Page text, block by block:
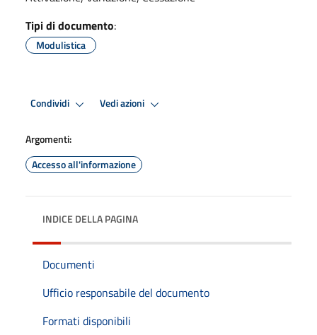
Tipi di documento:
Modulistica
Condividi Vedi azioni
Argomenti:
Accesso all'informazione
INDICE DELLA PAGINA
Documenti
Ufficio responsabile del documento
Formati disponibili